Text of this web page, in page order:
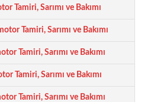
Tamiri, Sarımı ve Bakımı
Tamiri, Sarımı ve Bakımı
Tamiri, Sarımı ve Bakımı
Tamiri, Sarımı ve Bakımı
Tamiri, Sarımı ve Bakımı